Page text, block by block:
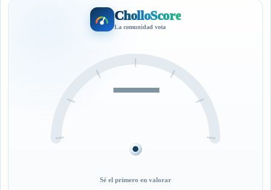
CholloScore
La comunidad vota
—
Sé el primero en valorar